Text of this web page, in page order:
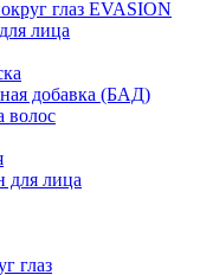
глаз EVASION
лица
добавка (БАД)
волос
для лица
глаз